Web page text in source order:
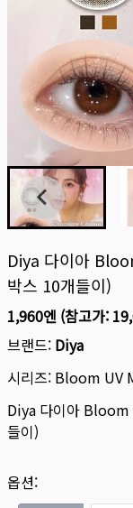
Diya 다이아
박스 10개들이)
1,960엔 (참고가:
브랜드: Diya
시리즈: Bloom UV
Diya 다이아 Bloom
들이)
옵션: